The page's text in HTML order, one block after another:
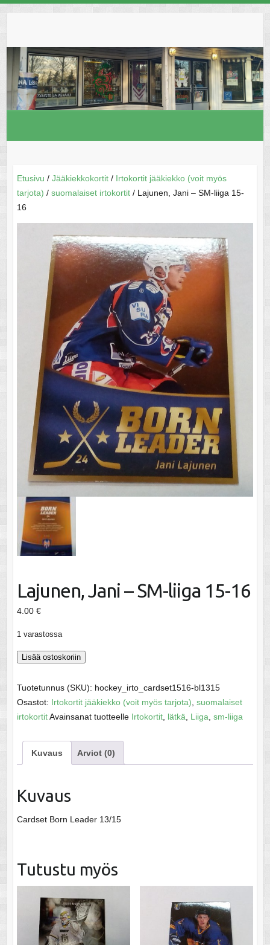
Etusivu / Jääkiekkokortit/ Irtokortit jääkiekko (voit myös
tarjota) / suomalaiset irtokortit/ Lajunen, Jani – SM-liiga 15-
16
Lajunen, Jani – SM-liiga 15-16
4.00 €
1 varastossa
Lajunen,
-
SM-
liiga
16
määrä
Lisää ostoskoriin
Tuotetunnus (SKU): hockey_irto_cardset1516-bl1315
Osastot: Irtokortit jääkiekko (voit myös tarjota), suomalaiset
irtokortitAvainsanat tuotteelle Irtokortit, lätkä, Liiga, sm-liiga
Kuvaus Arviot (0)
Kuvaus
Cardset Born Leader 13/15
Tutustu myös